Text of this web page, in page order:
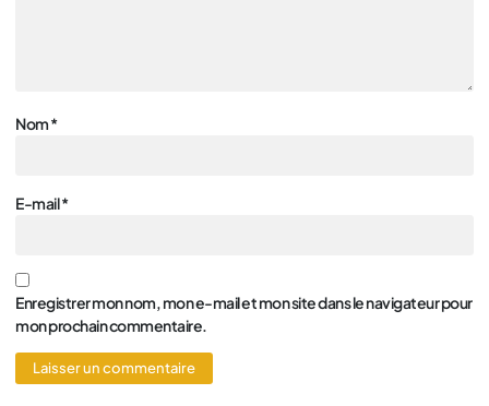
Nom*
E-mail*
Enregistrer mon nom, mon e-mail et mon site dans le navigateur pour
mon prochain commentaire.